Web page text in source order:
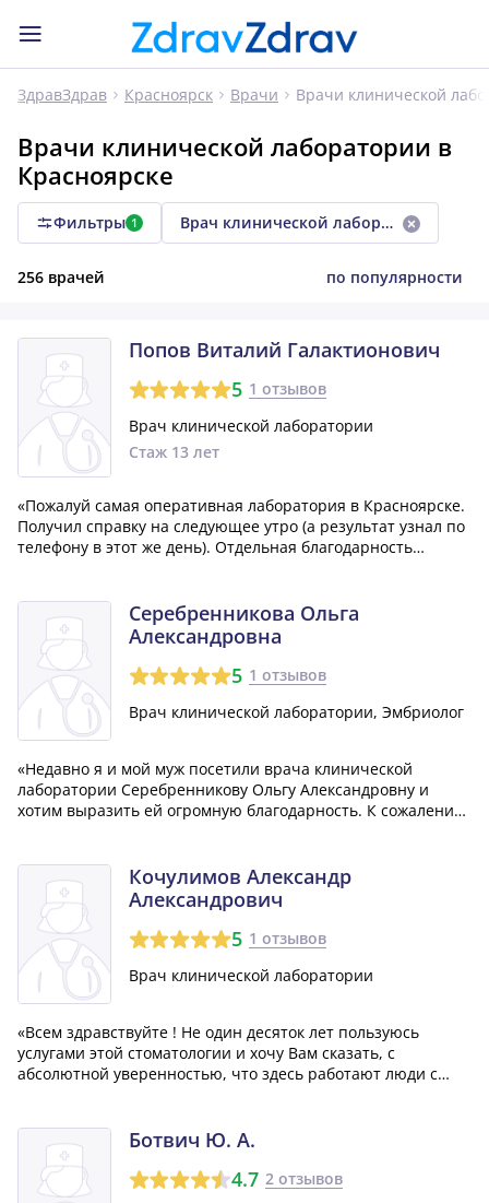
ЗдравЗдрав Красноярск Врачи Врачи клинической
Врачи клинической лаборатории в
Красноярске
Фильтры 1 Врач клинической лаборатории
256 врачей по популярности
Попов Виталий Галактионович
5 1 отзывов
Врач клинической лаборатории
Стаж 13 лет
«Пожалуй самая оперативная лаборатория в Красноярске.
Получил справку на следующее утро (а результат узнал по
телефону в этот же день). Отдельная благодарность
исследования биоматериалов пациен...»
Серебренникова Ольга
Александровна
5 1 отзывов
Врач клинической лаборатории, Эмбриолог
«Недавно я и мой муж посетили врача клинической
лаборатории Серебренникову Ольгу Александровну и
хотим выразить ей огромную благодарность. К сожалению,
детально всё разъяснила. Бл...»
Кочулимов Александр
Александрович
5 1 отзывов
Врач клинической лаборатории
«Всем здравствуйте ! Не один десяток лет пользуюсь
услугами этой стоматологии и хочу Вам сказать, с
абсолютной уверенностью, что здесь работают люди с
благодарности доктору Кочулимовой Ирине Ген...»
Ботвич Ю. А.
4.7 2 отзывов